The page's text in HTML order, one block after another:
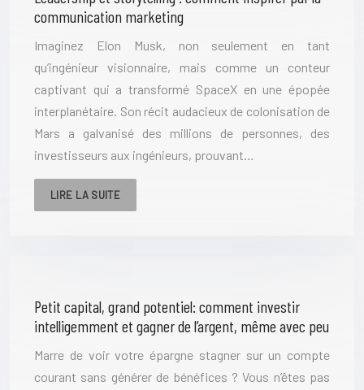
communication marketing
Imaginez Elon Musk, non seulement en tant
qu’ingénieur visionnaire, mais comme un conteur
captivant qui a transformé SpaceX en une épopée
interplanétaire. Son récit audacieux de colonisation de
Mars a galvanisé des millions de personnes, des
investisseurs aux ingénieurs, prouvant…
LIRE LA SUITE
Petit capital, grand potentiel: comment investir
intelligemment et gagner de l’argent, même avec peu
Marre de voir votre épargne stagner sur un compte
courant sans générer de bénéfices ? Vous n’êtes pas